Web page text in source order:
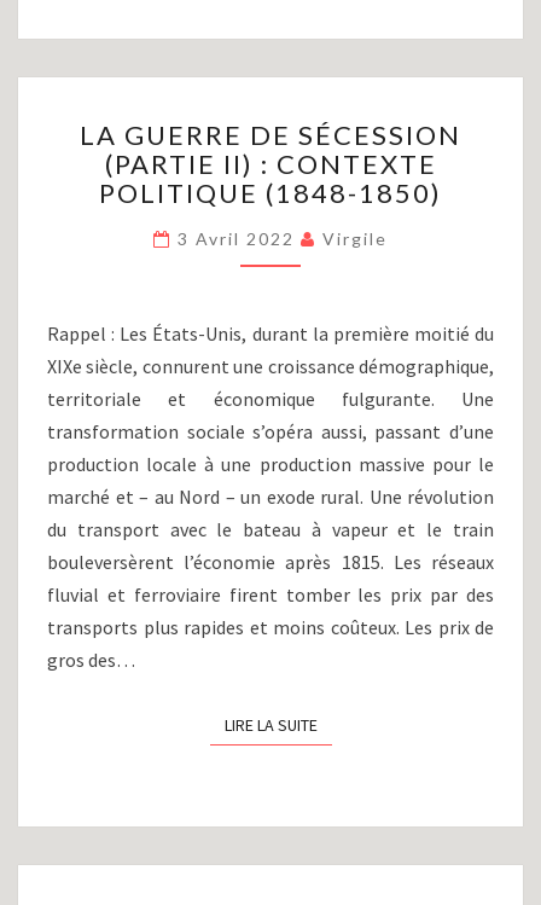
GUERRE
DE
SÉCESSION
II)
:
POLITIQUE
(1848-
1850)
LA GUERRE DE SÉCESSION
(PARTIE II) : CONTEXTE
POLITIQUE (1848-1850)
3 Avril 2022 Virgile
Rappel : Les États-Unis, durant la première moitié du
XIXe siècle, connurent une croissance démographique,
territoriale et économique fulgurante. Une
transformation sociale s’opéra aussi, passant d’une
production locale à une production massive pour le
marché et – au Nord – un exode rural. Une révolution
du transport avec le bateau à vapeur et le train
bouleversèrent l’économie après 1815. Les réseaux
fluvial et ferroviaire firent tomber les prix par des
transports plus rapides et moins coûteux. Les prix de
gros des…
LIRE LA SUITELIRE LA SUITE